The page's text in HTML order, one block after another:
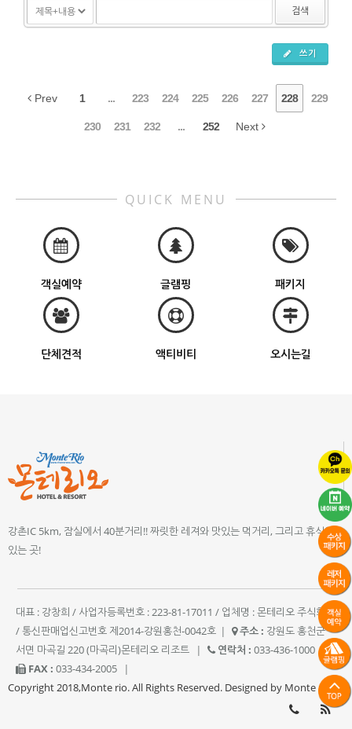
검색
쓰기
Prev 1 ... 223 224 225 226 227 228 229
230 231 232 ... 252 Next
QUICK MENU
객실예약 글램핑 패키지
단체견적 액티비티 오시는길
강촌IC 5km, 잠실에서 40분거리!! 짜릿한 레져와 맛있는 먹거리, 그리고 휴식이
있는 곳!
대표 : 강창희 / 사업자등록번호 : 223-81-17011 / 업체명 : 몬테리오 주식회사
/ 통신판매업신고번호 제2014-강원홍천-0042호 | 주소 : 강원도 홍천군
서면 마곡길 220 (마곡리)몬테리오 리조트
| 연락처 : 033-436-1000
|
FAX : 033-434-2005
|
Copyright 2018,Monte rio. All Rights Reserved. Designed by Monte rio.